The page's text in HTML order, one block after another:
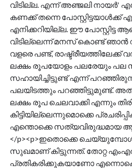
വിടില്ല. എന്ന് അഞ്ജലി നായർ'
കണക്ക് തന്നെ പോസ്റ്റിട്ടയാള്‍ക്ക്
എനിക്കറിയില്ല. ഈ പോസ്റ്റിട്ട
വിടില്ലെന്ന് മനസ് കൊണ്ട് ഞാന്‍
വളരെ പണ്ട്, രാഷ്ട്രീയത്തിലേക്ക്
ലക്ഷം രൂപയോളം പലരേയും പല
സഹായിച്ചിട്ടുണ്ട് എന്ന്
പലയിടത്തും പറഞ്ഞിട്ടുമുണ്ട്.
ലക്ഷം രൂപ ചെലവാക്കി എന്നും
കിട്ടിയില്ലെന്നുമൊക്കെ
എന്തൊക്കെ
</p><p>ഇതൊക്കെ
സുഖമാണ് കിട്ടുന്നത്. തോറ്റ
പ്രതികരിക്കുകയാണോ